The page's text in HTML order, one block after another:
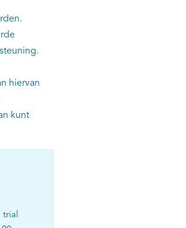
hiervan
kunt
trial